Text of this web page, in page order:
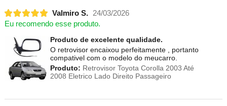
Valmiro S.
24/03/2026
Eu recomendo esse produto.
Produto de excelente qualidade.
O retrovisor encaixou perfeitamente , portanto
compativel com o modelo do meucarro.
Produto: Retrovisor Toyota Corolla 2003 Até
2008 Eletrico Lado Direito Passageiro